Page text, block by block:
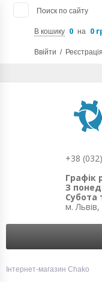
Поиск по сайту
В кошику 0 на 0
Ввійти / Реєстрація
+38
Графік
З
Субота
м.
Інтернет-магазин Chako